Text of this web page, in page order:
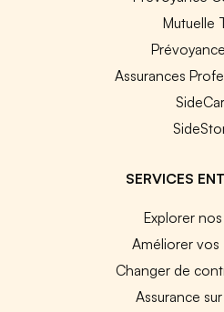
Mutuelle
Assurances
SERVICES
Explorer
Améliorer
Changer de
Assurance